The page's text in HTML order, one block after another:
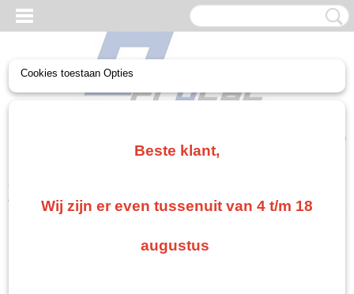
(0)
Home
bij set gratis doos pps bekers
Cookies toestaan Opties
Beste klant,
Wij zijn er even tussenuit van 4 t/m 18
augustus